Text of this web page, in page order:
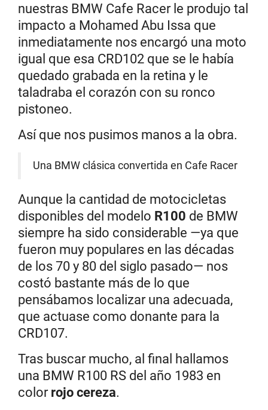
nuestras BMW Cafe Racer le produjo tal
impacto a Mohamed Abu Issa que
inmediatamente nos encargó una moto
igual que esa CRD102 que se le había
quedado grabada en la retina y le
taladraba el corazón con su ronco
pistoneo.
Así que nos pusimos manos a la obra.
Una BMW clásica convertida en Cafe Racer
Aunque la cantidad de motocicletas
disponibles del modelo R100 de BMW
siempre ha sido considerable —ya que
fueron muy populares en las décadas
de los 70 y 80 del siglo pasado— nos
costó bastante más de lo que
pensábamos localizar una adecuada,
que actuase como donante para la
CRD107.
Tras buscar mucho, al final hallamos
una BMW R100 RS del año 1983 en
color rojo cereza.